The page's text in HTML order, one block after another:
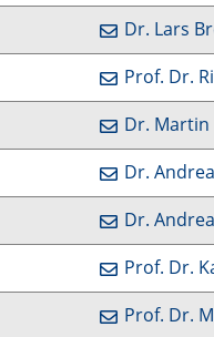
Dr. Lars
Prof. Dr.
Dr. Martin
Dr.
Dr.
Prof. Dr.
Prof. Dr.